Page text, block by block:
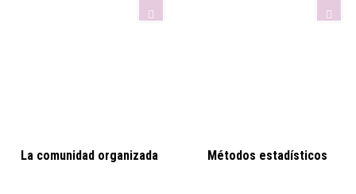
La comunidad organizada Métodos estadísticos